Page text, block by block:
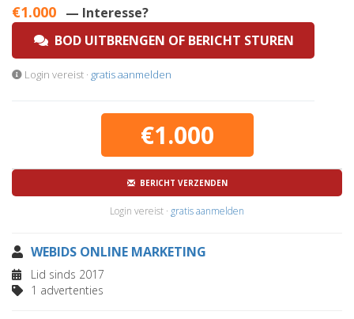
€1.000 — Interesse?
BOD UITBRENGEN OF BERICHT STUREN
Login vereist · gratis aanmelden
€1.000
BERICHT VERZENDEN
Login vereist · gratis aanmelden
WEBIDS ONLINE MARKETING
Lid sinds 2017
1 advertenties